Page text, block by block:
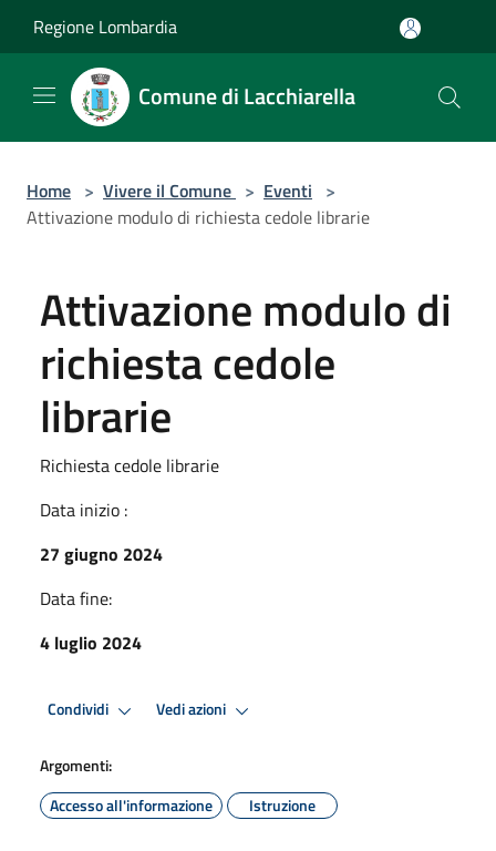
Regione Lombardia
Comune di Lacchiarella
Home > Vivere il Comune > Eventi >
Attivazione modulo di richiesta cedole librarie
Attivazione modulo di
richiesta cedole
librarie
Richiesta cedole librarie
Data inizio :
27 giugno 2024
Data fine:
4 luglio 2024
Condividi Vedi azioni
Argomenti:
Accesso all'informazione
Istruzione